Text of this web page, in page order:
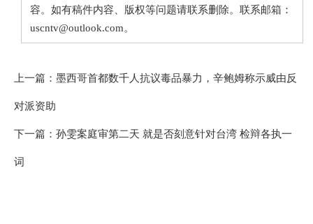
容。如有稿件内容、版权等问题请联系删除。联系邮箱：
uscntv@outlook.com。
上一篇： 墨西哥首都数千人抗议毒品暴力，辛鲍姆称示威由反
对派资助
下一篇： 孙雯案庭审第二天 就是否刻意针对台湾 检辩各执一
词